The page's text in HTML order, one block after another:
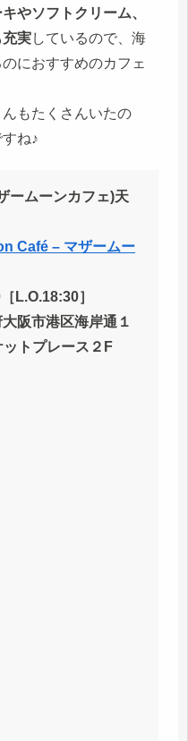
やソフトクリーム、
充実しているので、海
におすすめのカフェ
もたくさんいたの
ね♪
ームーンカフェ)天
Café – マザームー
L.O.18:30］
阪市港区海岸通１
トプレース２F